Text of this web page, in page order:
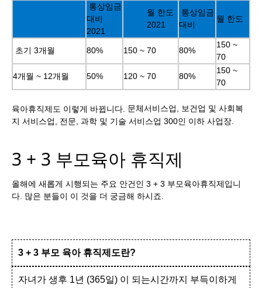
통상임금
대비
2021
월 한도
2021
통상임금
대비
월 한도
초기 3개월 80% 150 ~ 70 80%
150 ~
70
4개월 ~ 12개월 50% 120 ~ 70 80%
150 ~
70
육아휴직제도 이렇게 바뀝니다. 문체서비스업, 보건업 및 사회복
지 서비스업, 전문, 과학 및 기술 서비스업 300인 이하 사업장.
3 + 3 부모육아 휴직제
올해에 새롭게 시행되는 주요 안건인 3 + 3 부모육아휴직제입니
다. 많은 분들이 이 것을 더 궁금해 하시죠.
3 + 3 부모 육아 휴직제도란?
자녀가 생후 1년 (365일) 이 되는시간까지 부득이하게